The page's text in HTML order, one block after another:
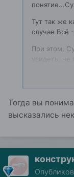
Тут так же
случае Всё
При этом,
Суть
и тд… Это
Точнее
Тогда вы
высказались